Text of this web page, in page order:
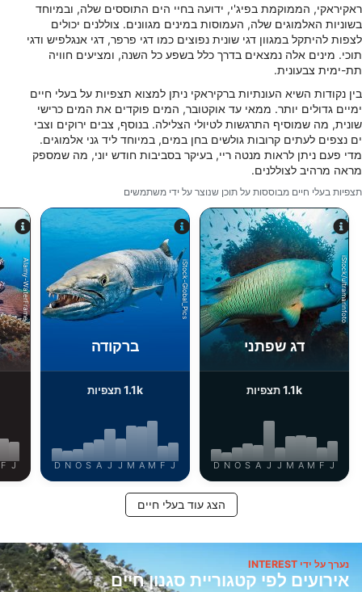
ראקיראקי, הממוקמת בפיג'י, ידועה בחיי הים התוססים שלה, ובמיוחד
בשוניות האלמוגים שלה, העמוסות במינים מגוונים. צוללנים יכולים
לצפות להיתקל במגוון דגי שונית נפוצים כמו דגי פרפר, דגי אנגלפיש ודגי
תוכי. מינים אלה נמצאים בדרך כלל בשפע כל השנה, ומציעים חוויה
תת-ימית צבעונית.
בין נקודות השיא העונתיות ברקיראקי ניתן למצוא תצפיות על בעלי חיים
ימיים גדולים יותר. ממאי עד אוקטובר, המים פוקדים את המים כרישי
שונית, מה שמוסיף התרגשות לטיולי הצלילה. בנוסף, צבים ירוקים וצבי
ים נצפים לעתים קרובות גולשים בחן במים, במיוחד ליד גני אלמוגים.
מדי פעם ניתן לראות מנטה ריי, בעיקר בסביבות חודש יוני, מה שמספק
מראה מרהיב לצוללנים.
תצפיות בעלי חיים מבוססות על תוכן שנוצר על ידי משתמשים
iStock/ultramarinfoto
דג שפתני
1.1kתצפיות
J
F
M
A
M
J
J
A
S
O
N
D
iStock-Global_Pics
ברקודה
1.1kתצפיות
J
F
M
A
M
J
J
A
S
O
N
D
Alamy-WaterFrame
J
F
הצג עוד בעלי חיים
נערך על ידי INTEREST
אירועים לפי קטגוריית סגנון חיים
שיווק